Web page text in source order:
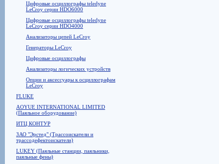
Цифровые осциллографы teledyne
LeCroy серии HDO6000
Цифровые осциллографы teledyne
LeCroy серии HDO4000
Анализаторы цепей LeCroy
Генераторы LeCroy
Цифровые осциллографы
Анализаторы логических устройств
Опции и аксессуары к осциллографам
LeCroy
FLUKE
AOYUE INTERNATIONAL LIMITED
(Паяльное оборудование)
ИТЦ КОНТУР
ЗАО "Эрстед" (Трассоискатели и
трассодефектоискатели)
LUKEY (Паяльные станции, паяльники,
паяльные фены)